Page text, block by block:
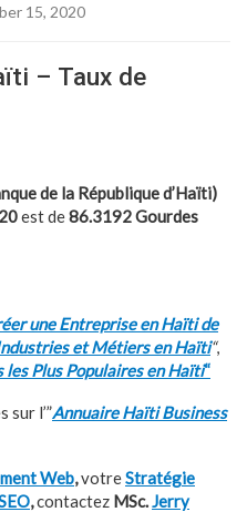
15, 2020
– Taux de
de la République d’Haïti)
est de86.3192Gourdes
une Entreprise en Haïti de
et Métiers en Haïti“,
les Plus Populaires en Haïti“
sur l’”Annuaire Haïti Business
Web,votreStratégie
,contactez MSc.Jerry